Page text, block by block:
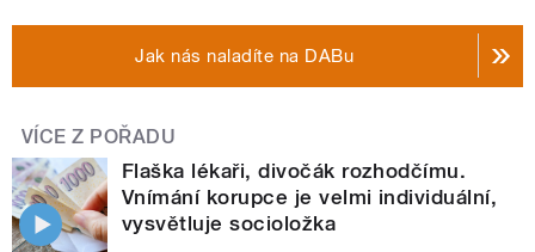
Jak nás naladíte na DABu
VÍCE Z POŘADU
Flaška lékaři, divočák rozhodčímu.
Vnímání korupce je velmi individuální,
vysvětluje socioložka